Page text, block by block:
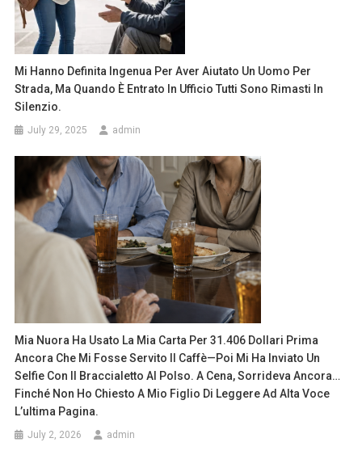
Mi Hanno Definita Ingenua Per Aver Aiutato Un Uomo Per
Strada, Ma Quando È Entrato In Ufficio Tutti Sono Rimasti In
Silenzio.
July 29, 2025 admin
Mia Nuora Ha Usato La Mia Carta Per 31.406 Dollari Prima
Ancora Che Mi Fosse Servito Il Caffè—Poi Mi Ha Inviato Un
Selfie Con Il Braccialetto Al Polso. A Cena, Sorrideva Ancora…
Finché Non Ho Chiesto A Mio Figlio Di Leggere Ad Alta Voce
L’ultima Pagina.
July 2, 2026 admin